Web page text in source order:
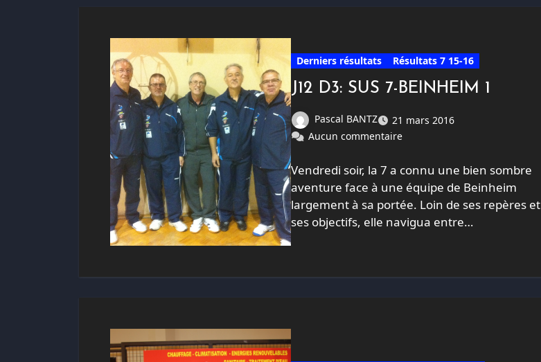
Derniers résultats Résultats 7 15-16
J12 D3: SUS 7-BEINHEIM 1
Pascal BANTZ
21 mars 2016
Aucun commentaire
Vendredi soir, la 7 a connu une bien sombre
aventure face à une équipe de Beinheim
largement à sa portée. Loin de ses repères et
ses objectifs, elle navigua entre…